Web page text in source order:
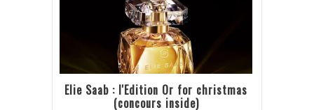
Elie Saab : l'Edition Or for christmas
(concours inside)